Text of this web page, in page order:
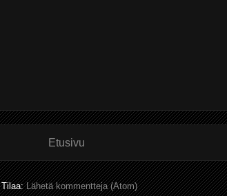
Etusivu
Tilaa:Lähetä kommentteja (Atom)